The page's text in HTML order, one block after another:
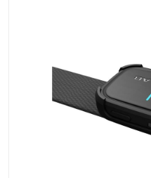
行为观察与表情分析
情绪与生理记录
神经营销与消费行为实验